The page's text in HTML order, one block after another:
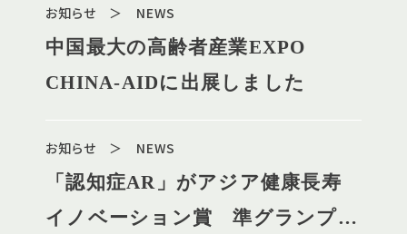
お知らせ ＞ NEWS
中国最大の高齢者産業EXPO
CHINA-AIDに出展しました
お知らせ ＞ NEWS
「認知症AR」がアジア健康長寿
イノベーション賞 準グランプリ